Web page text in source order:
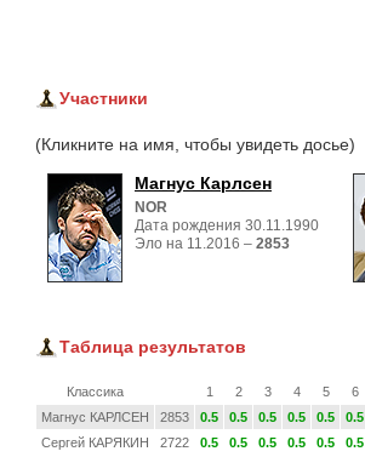
Участники
(Кликните на имя, чтобы увидеть досье)
Магнус Карлсен
NOR
Дата рождения 30.11.1990
Эло на 11.2016 – 2853
Таблица результатов
Классика 1 2 3 4 5 6
Магнус КАРЛСЕН
2853 0.5 0.5 0.5 0.5 0.5 0.5
Сергей КАРЯКИН
2722 0.5 0.5 0.5 0.5 0.5 0.5